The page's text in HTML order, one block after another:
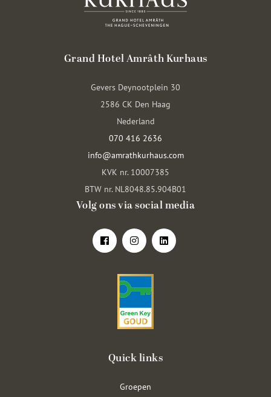
Grand Hotel Amrâth Kurhaus
Gevers Deynootplein 30
2586 CK Den Haag
Nederland
070 416 2636
info@amrathkurhaus.com
KVK nr. 10007385
BTW nr. NL8048.85.904B01
Volg ons via social media
Quick links
Groepen